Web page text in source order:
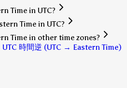
Time in UTC?
Time in UTC?
Time in other time zones?
時間逆 (UTC → Eastern Time)